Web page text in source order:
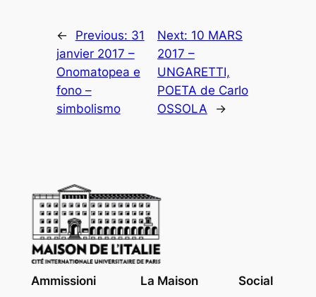
← Previous: 31
janvier 2017 –
Onomatopea e
fono –
simbolismo
Next: 10 MARS
2017 –
UNGARETTI,
POETA de Carlo
OSSOLA
→
Ammissioni La Maison Social